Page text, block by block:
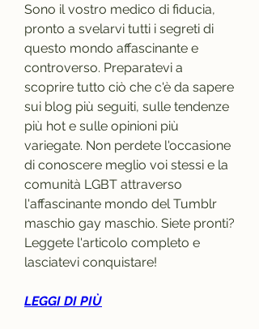
Sono il vostro medico di fiducia,
pronto a svelarvi tutti i segreti di
questo mondo affascinante e
controverso. Preparatevi a
scoprire tutto ciò che c'è da sapere
sui blog più seguiti, sulle tendenze
più hot e sulle opinioni più
variegate. Non perdete l'occasione
di conoscere meglio voi stessi e la
comunità LGBT attraverso
l'affascinante mondo del Tumblr
maschio gay maschio. Siete pronti?
Leggete l'articolo completo e
lasciatevi conquistare!
LEGGI DI PIÙ